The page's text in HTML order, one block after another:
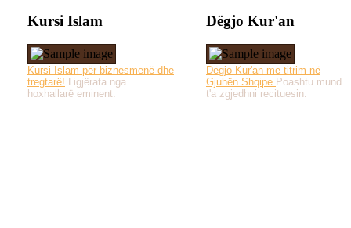
Kursi Islam
Kursi Islam për biznesmenë dhe
tregtarë! Ligjërata nga
hoxhallarë eminent.
Dëgjo Kur'an
Dëgjo Kur'an me titrim në
Gjuhën Shqipe. Poashtu mund
t'a zgjedhni recituesin.